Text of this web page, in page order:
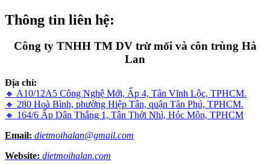
Thông tin liên hệ:
Công ty TNHH TM DV trừ mối và côn trùng Hà
Lan
Địa chỉ:
🔸 A10/12A5 Công Nghệ Mới, Ấp 4, Tân Vĩnh Lộc, TPHCM.
🔸 280 Hoà Bình, phường Hiệp Tân, quận Tân Phú, TPHCM.
🔸 164/6 Ấp Dân Thắng 1, Tân Thới Nhì, Hóc Môn, TPHCM
Email: dietmoihalan@gmail.com
Website: dietmoihalan.com